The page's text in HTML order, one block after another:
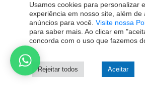
Usamos cookies para personalizar
experiência em nosso site, além
anúncios para você. Visite nossa
para saber mais. Ao clicar em
concorda com o uso que fazemos
Rejeitar todos Aceitar
JUNTOS, ABRINDO
EDISONDA POÇOS ARTESIANOS ® 2023 |
TODOS OS DIREITOS RESERVADOS.